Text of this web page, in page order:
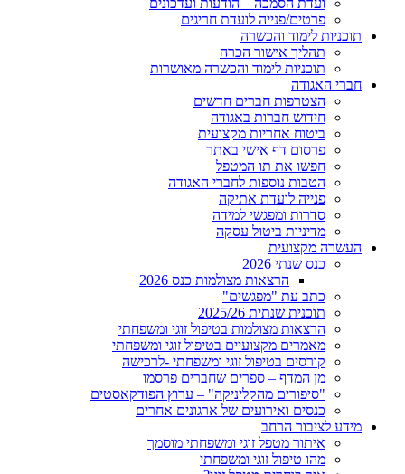
ועדת הסמכה – הודעות ועדכונים
פרטים/פנייה לועדת חריגים
לימוד והכשרה
תהליך אישור הכרה
תוכניות לימוד והכשרה מאושרות
האגודה
הצטרפות חברים חדשים
חידוש חברות באגודה
ביטוח אחריות מקצועית
פרסום דף אישי באתר
חפשו את תו המטפל
הטבות נוספות לחברי האגודה
פנייה לועדת אתיקה
סדרות ומפגשי למידה
מדיניות ביטול עסקה
מקצועית
כנס שנתי 2026
הרצאות מצולמות כנס 2026
כתב עת "מפגשים"
תוכנית שנתית 2025/26
הרצאות מצולמות בטיפול זוגי ומשפחתי
מאמרים מקצועיים בטיפול זוגי ומשפחתי
קורסים בטיפול זוגי ומשפחתי -לרכישה
מן המדף – ספרים שחברים פרסמו
"סיפורים מהקליניקה" – ערוץ הפודקאסטים
כנסים ואירועים של ארגונים אחרים
לציבור הרחב
איתור מטפל זוגי ומשפחתי מוסמך
מהו טיפול זוגי ומשפחתי